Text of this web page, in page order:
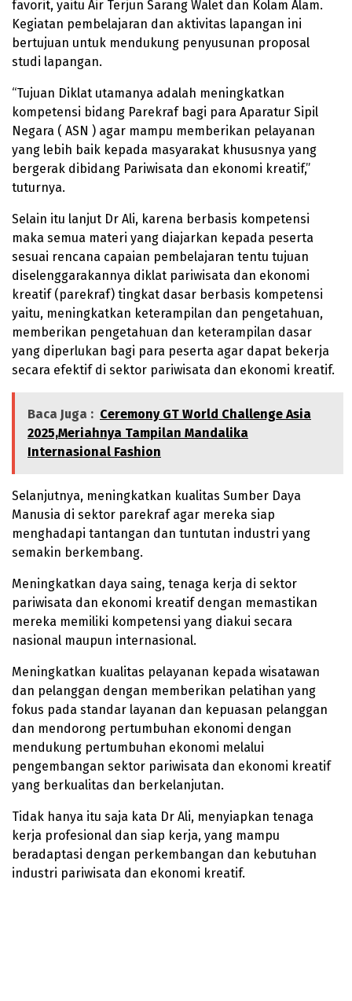
favorit, yaitu Air Terjun Sarang Walet dan Kolam Alam.
Kegiatan pembelajaran dan aktivitas lapangan ini
bertujuan untuk mendukung penyusunan proposal
studi lapangan.
“Tujuan Diklat utamanya adalah meningkatkan
kompetensi bidang Parekraf bagi para Aparatur Sipil
Negara ( ASN ) agar mampu memberikan pelayanan
yang lebih baik kepada masyarakat khususnya yang
bergerak dibidang Pariwisata dan ekonomi kreatif,”
tuturnya.
Selain itu lanjut Dr Ali, karena berbasis kompetensi
maka semua materi yang diajarkan kepada peserta
sesuai rencana capaian pembelajaran tentu tujuan
diselenggarakannya diklat pariwisata dan ekonomi
kreatif (parekraf) tingkat dasar berbasis kompetensi
yaitu, meningkatkan keterampilan dan pengetahuan,
memberikan pengetahuan dan keterampilan dasar
yang diperlukan bagi para peserta agar dapat bekerja
secara efektif di sektor pariwisata dan ekonomi kreatif.
Baca Juga : Ceremony GT World Challenge Asia
2025,Meriahnya Tampilan Mandalika
Internasional Fashion
Selanjutnya, meningkatkan kualitas Sumber Daya
Manusia di sektor parekraf agar mereka siap
menghadapi tantangan dan tuntutan industri yang
semakin berkembang.
Meningkatkan daya saing, tenaga kerja di sektor
pariwisata dan ekonomi kreatif dengan memastikan
mereka memiliki kompetensi yang diakui secara
nasional maupun internasional.
Meningkatkan kualitas pelayanan kepada wisatawan
dan pelanggan dengan memberikan pelatihan yang
fokus pada standar layanan dan kepuasan pelanggan
dan mendorong pertumbuhan ekonomi dengan
mendukung pertumbuhan ekonomi melalui
pengembangan sektor pariwisata dan ekonomi kreatif
yang berkualitas dan berkelanjutan.
Tidak hanya itu saja kata Dr Ali, menyiapkan tenaga
kerja profesional dan siap kerja, yang mampu
beradaptasi dengan perkembangan dan kebutuhan
industri pariwisata dan ekonomi kreatif.